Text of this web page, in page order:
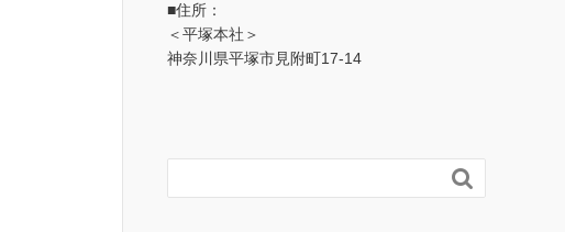
■住所：
＜平塚本社＞
神奈川県平塚市見附町17-14
